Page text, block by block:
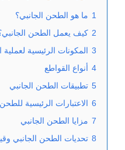
1 ما هو الطحن الجانبي؟
2 كيف يعمل الطحن
3 المكونات الرئيسية
4 أنواع القواطع
5 تطبيقات الطحن الجانبي
6 الاعتبارات الرئيسية
7 مزايا الطحن الجانبي
8 تحديات الطحن الجانبي